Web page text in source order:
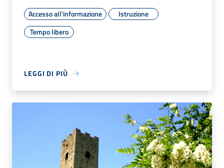
Accesso all'informazione
Istruzione
Tempo libero
LEGGI DI PIÙ